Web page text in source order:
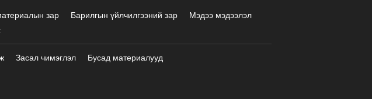
зар Барилгын үйлчилгээний зар
Мэдээ мэдээлэл
Засал чимэглэл Бусад материалууд